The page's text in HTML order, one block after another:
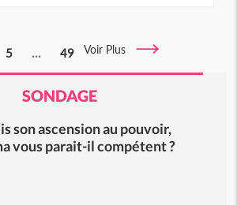
5 ... 49 Voir Plus
SONDAGE
son ascension au pouvoir,
vous parait-il compétent ?